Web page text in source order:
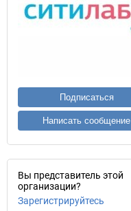
Подписаться
Написать сообщение
Вы представитель этой
организации?
Зарегистрируйтесь